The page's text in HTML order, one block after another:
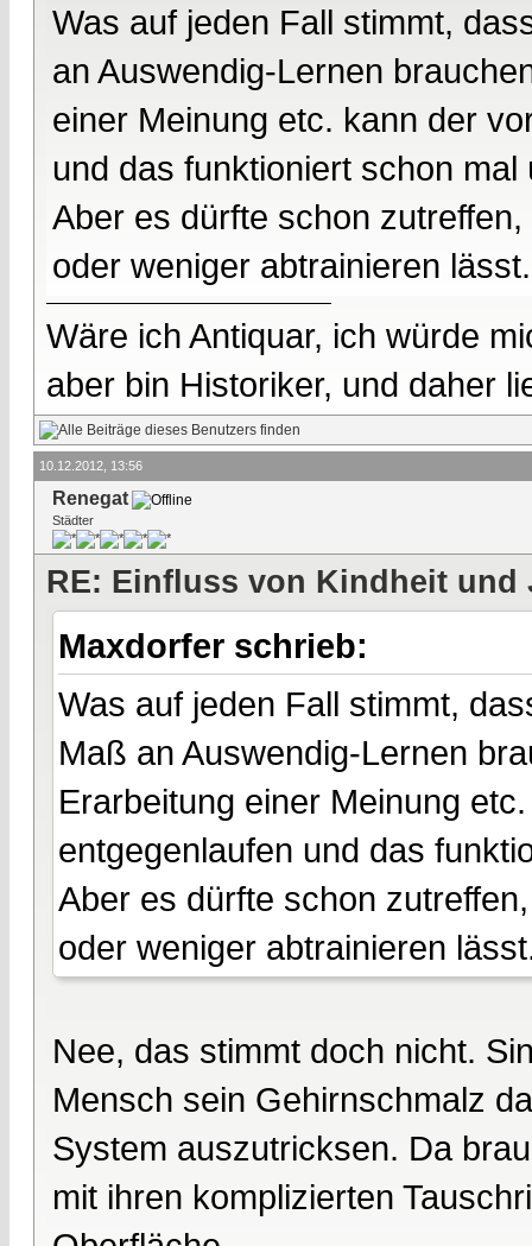
Was auf jeden Fall stimmt,
an Auswendig-Lernen
einer Meinung etc. kann der
und das funktioniert schon mal
Aber es dürfte schon
oder weniger abtrainieren lässt.
Wäre ich Antiquar, ich würde
aber bin Historiker, und daher
10.12.2012, 13:56
Renegat
Städter
RE: Einfluss von Kindheit
Maxdorfer schrieb:
Was auf jeden Fall stimmt,
Maß an Auswendig-Lernen
Erarbeitung einer Meinung
entgegenlaufen und das
Aber es dürfte schon
oder weniger abtrainieren
Nee, das stimmt doch nicht.
Mensch sein Gehirnschmalz
System auszutricksen. Da
mit ihren komplizierten